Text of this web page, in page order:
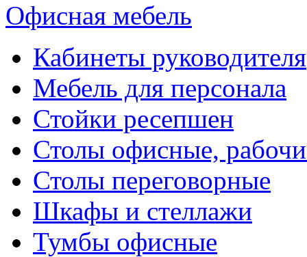
Офисная мебель
Кабинеты руководителя
Мебель для персонала
Стойки ресепшен
Столы офисные,
Столы переговорные
Шкафы и стеллажи
Тумбы офисные